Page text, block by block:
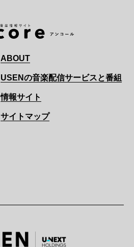
ABOUT
USENの音楽配信サービスと番組
情報サイト
サイトマップ